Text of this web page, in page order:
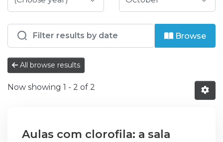
Browse
All browse results
Now showing 1 - 2 of 2
Aulas com clorofila: a sala